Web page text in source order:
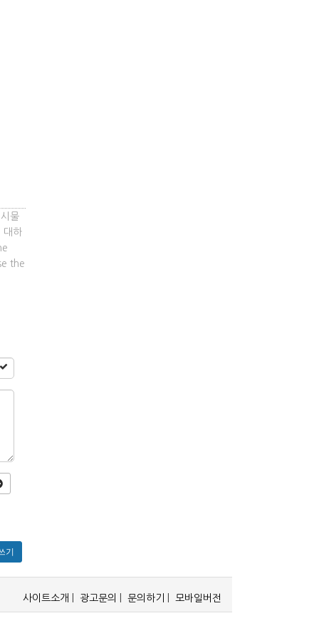
물
대하
the
기
사이트소개 광고문의 문의하기 모바일버전